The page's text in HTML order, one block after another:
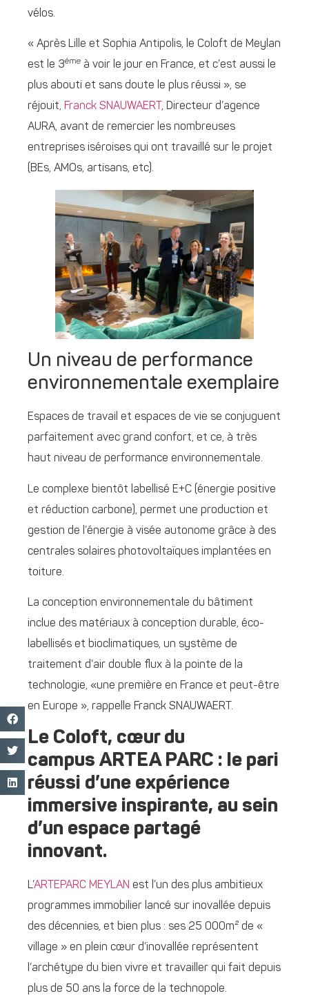
vélos.
« Après Lille et Sophia Antipolis, le Coloft de Meylan
est le 3ème à voir le jour en France, et c’est aussi le
plus abouti et sans doute le plus réussi », se
réjouit, Franck SNAUWAERT, Directeur d’agence
AURA, avant de remercier les nombreuses
entreprises iséroises qui ont travaillé sur le projet
(BEs, AMOs, artisans, etc).
Un niveau de performance
environnementale exemplaire
Espaces de travail et espaces de vie se conjuguent
parfaitement avec grand confort, et ce, à très
haut niveau de performance environnementale.
Le complexe bientôt labellisé E+C (énergie positive
et réduction carbone), permet une production et
gestion de l’énergie à visée autonome grâce à des
centrales solaires photovoltaïques implantées en
toiture.
La conception environnementale du bâtiment
inclue des matériaux à conception durable, éco-
labellisés et bioclimatiques, un système de
traitement d’air double flux à la pointe de la
technologie, «une première en France et peut-être
en Europe », rappelle Franck SNAUWAERT.
Le Coloft, cœur du
campus ARTEA PARC : le pari
réussi d’une expérience
immersive inspirante, au sein
d’un espace partagé
innovant.
L’ARTEPARC MEYLAN est l’un des plus ambitieux
programmes immobilier lancé sur inovallée depuis
des décennies, et bien plus : ses 25 000m² de «
village » en plein cœur d’inovallée représentent
l’archétype du bien vivre et travailler qui fait depuis
plus de 50 ans la force de la technopole.